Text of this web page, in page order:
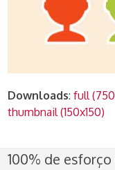
Downloads:full
thumbnail (150x150)
100% de